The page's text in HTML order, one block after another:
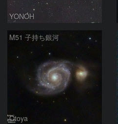
YONOH
M51 子持ち銀河
Otoya